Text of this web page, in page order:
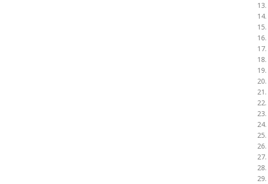
13.
14.
15.
16.
17.
18.
19.
20.
21.
22.
23.
24.
25.
26.
27.
28.
29.